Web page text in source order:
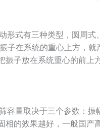
有三种类型，圆周式
子在系统的重心上方，
振子放在系统重心的前
取决于三个参数：振
相的效果越好，一般国